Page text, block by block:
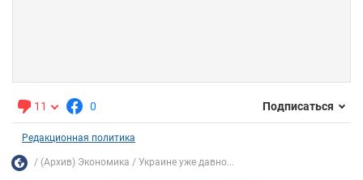
11 0 Подписаться
Редакционная политика
(Архив) Экономика Украине уже давно...